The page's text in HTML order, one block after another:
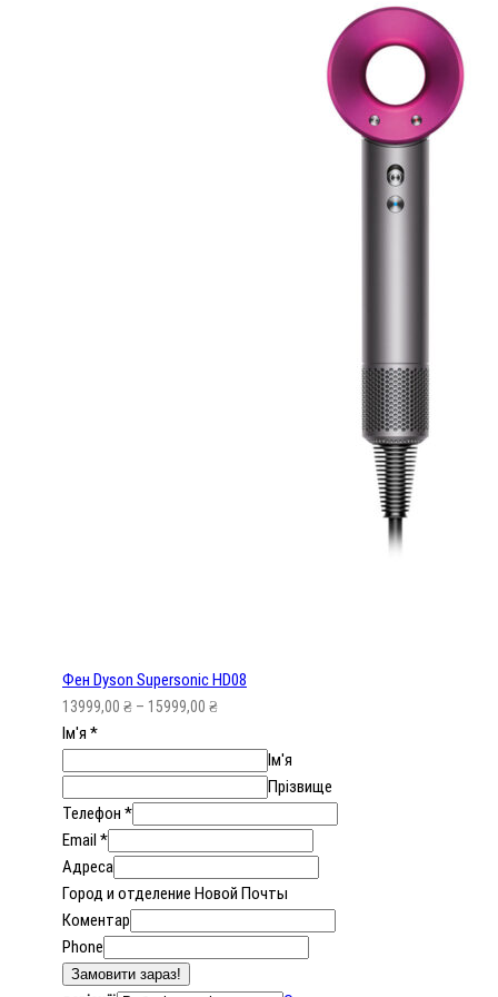
Фен Dyson Supersonic HD08
13999,00 ₴ – 15999,00 ₴
Ім'я *
Ім'я
Прізвище
Телефон *
Email *
Адреса
Город и отделение Новой Почты
Коментар
Phone
Замовити зараз!